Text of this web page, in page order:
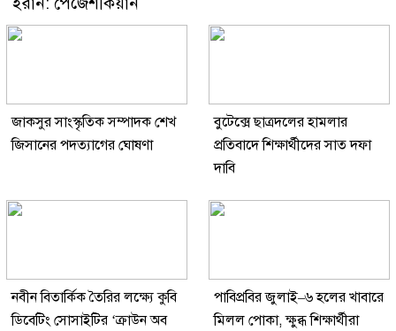
জাকসুর সাংস্কৃতিক সম্পাদক শেখ
জিসানের পদত্যাগের ঘোষণা
বুটেক্সে ছাত্রদলের হামলার
প্রতিবাদে শিক্ষার্থীদের সাত দফা
দাবি
নবীন বিতার্কিক তৈরির লক্ষ্যে কুবি
ডিবেটিং সোসাইটির ‘ক্রাউন অব
পাবিপ্রবির জুলাই–৬ হলের খাবারে
মিলল পোকা, ক্ষুব্ধ শিক্ষার্থীরা